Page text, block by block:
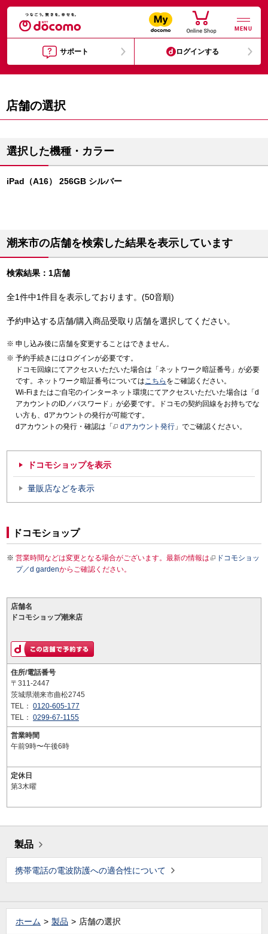
MENU
サポート ログインする
店舗の選択
選択した機種・カラー
iPad（A16） 256GB シルバー
潮来市の店舗を検索した結果を表示しています
検索結果：1店舗
全1件中1件目を表示しております。(50音順)
予約申込する店舗/購入商品受取り店舗を選択してください。
申し込み後に店舗を変更することはできません。
予約手続きにはログインが必要です。
ドコモ回線にてアクセスいただいた場合は「ネットワーク暗証番号」が必要
です。ネットワーク暗証番号についてはこちら をご確認ください。
Wi-Fiまたはご自宅のインターネット環境にてアクセスいただいた場合は「d
アカウントのID／パスワード」が必要です。ドコモの契約回線をお持ちでな
い方も、dアカウントの発行が可能です。
dアカウントの発行・確認は「
dアカウント発行 」でご確認ください。
ドコモショップを表示
量販店などを表示
ドコモショップ
営業時間などは変更となる場合がございます。最新の情報は
ドコモショッ
プ／d gardenからご確認ください。
店舗名
ドコモショップ潮来店
住所/電話番号
〒311-2447
茨城県潮来市曲松2745
TEL： 0120-605-177
TEL： 0299-67-1155
営業時間
午前9時〜午後6時
定休日
第3木曜
製品
携帯電話の電波防護への適合性について
ホーム 製品 店舗の選択